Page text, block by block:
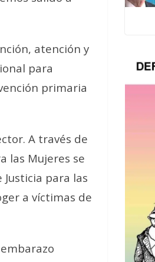
atención y
para
primaria
A través de
las Mujeres se
para las
a víctimas de